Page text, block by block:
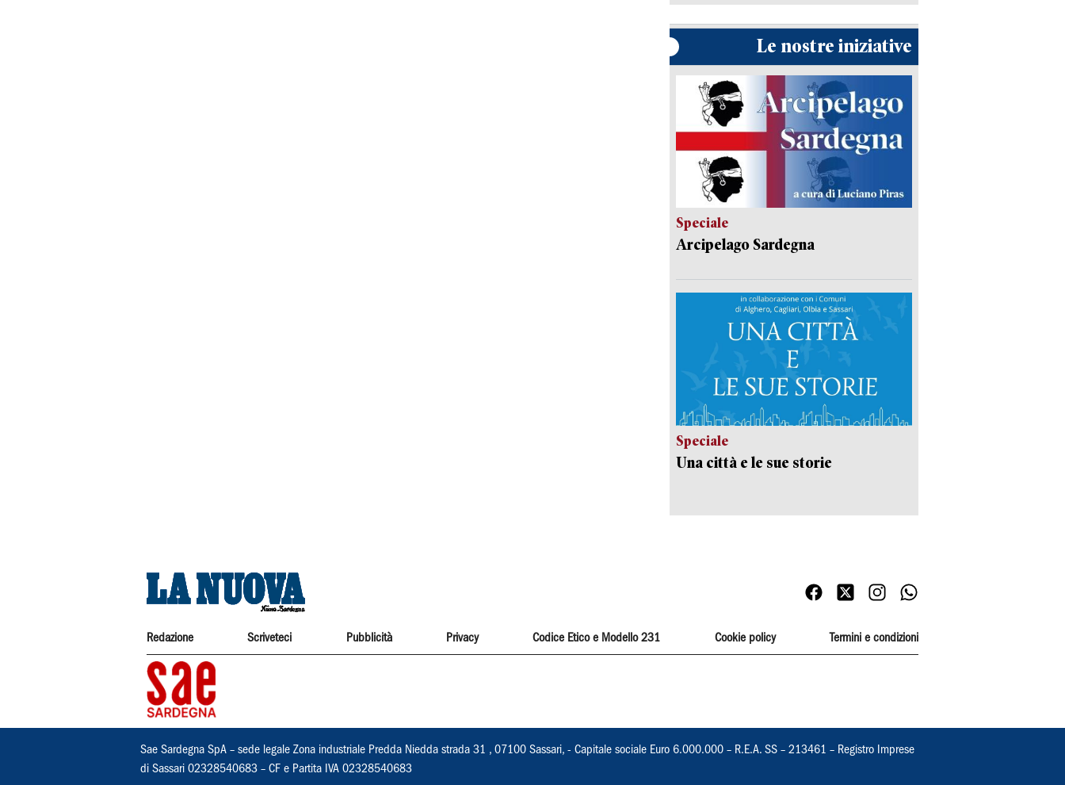
Le nostre iniziative
Speciale
Arcipelago Sardegna
Speciale
Una città e le sue storie
Redazione Scriveteci Pubblicità Privacy Codice Etico e Modello 231 Cookie policy Termini e condizioni
Sae Sardegna SpA – sede legale Zona industriale Predda Niedda strada 31 , 07100 Sassari, - Capitale sociale Euro 6.000.000 – R.E.A. SS – 213461 – Registro Imprese
di Sassari 02328540683 – CF e Partita IVA 02328540683